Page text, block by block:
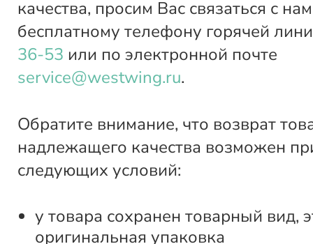
качества, просим Вас связаться с
бесплатному телефону горячей
36-53 или по электронной почте
service@westwing.ru.
Обратите внимание, что возврат
надлежащего качества возможен
следующих условий:
у товара сохранен товарный вид,
оригинальная упаковка